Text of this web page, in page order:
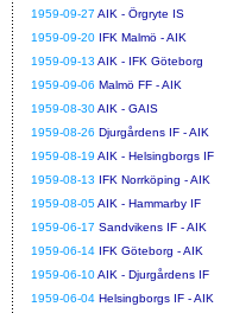
1959-09-27 AIK - Örgryte IS
1959-09-20 IFK Malmö - AIK
1959-09-13 AIK - IFK Göteborg
1959-09-06 Malmö FF - AIK
1959-08-30AIK - GAIS
1959-08-26 Djurgårdens IF - AIK
1959-08-19 AIK - Helsingborgs IF
1959-08-13 IFK Norrköping - AIK
1959-08-05AIK - Hammarby IF
1959-06-17 Sandvikens IF - AIK
1959-06-14 IFK Göteborg - AIK
1959-06-10AIK - Djurgårdens IF
1959-06-04 Helsingborgs IF - AIK